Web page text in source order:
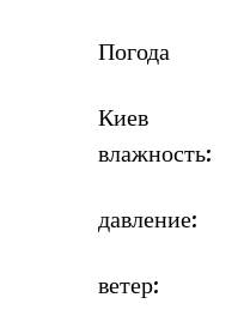
Погода
Киев
влажность:
давление:
ветер: